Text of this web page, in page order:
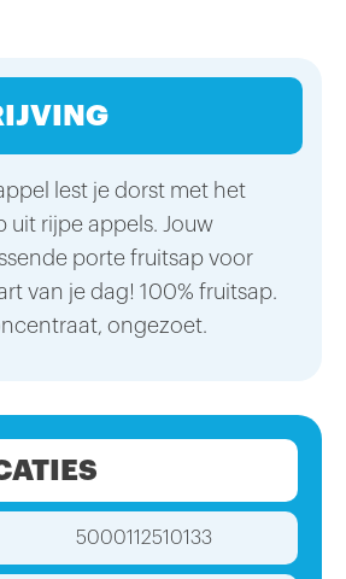
lest je dorst met het
uit rijpe appels. Jouw
porte fruitsap voor
van je dag! 100% fruitsap.
ongezoet.
5000112510133